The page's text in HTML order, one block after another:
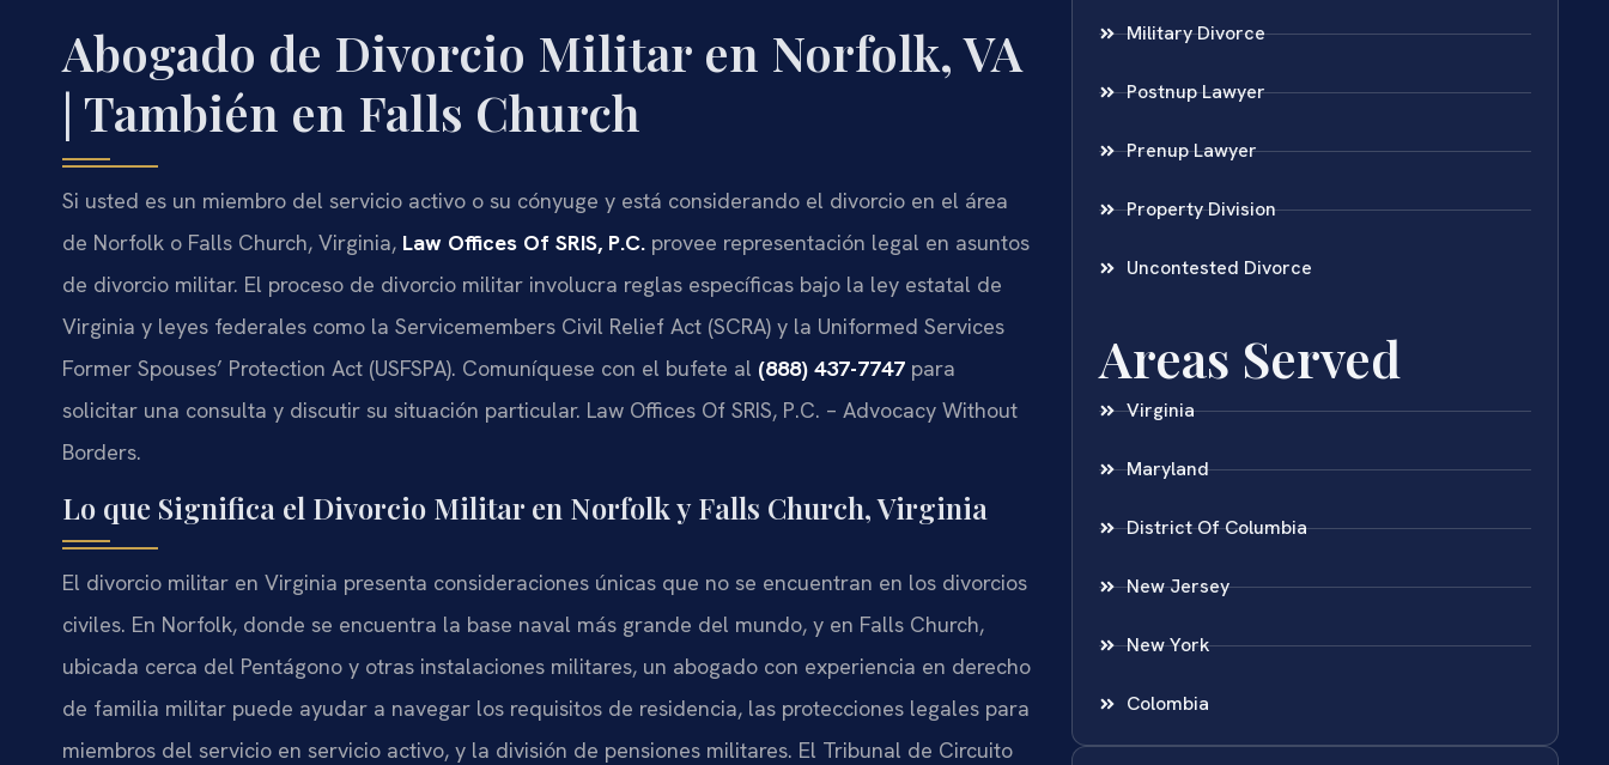
Abogado de Divorcio Militar en Norfolk, VA
| También en Falls Church
Si usted es un miembro del servicio activo o su cónyuge y está considerando el divorcio en el área
de Norfolk o Falls Church, Virginia, Law Offices Of SRIS, P.C. provee representación legal en asuntos
de divorcio militar. El proceso de divorcio militar involucra reglas específicas bajo la ley estatal de
Virginia y leyes federales como la Servicemembers Civil Relief Act (SCRA) y la Uniformed Services
Former Spouses’ Protection Act (USFSPA). Comuníquese con el bufete al (888) 437-7747 para
solicitar una consulta y discutir su situación particular. Law Offices Of SRIS, P.C. – Advocacy Without
Borders.
Lo que Significa el Divorcio Militar en Norfolk y Falls Church, Virginia
El divorcio militar en Virginia presenta consideraciones únicas que no se encuentran en los divorcios
civiles. En Norfolk, donde se encuentra la base naval más grande del mundo, y en Falls Church,
ubicada cerca del Pentágono y otras instalaciones militares, un abogado con experiencia en derecho
de familia militar puede ayudar a navegar los requisitos de residencia, las protecciones legales para
miembros del servicio en servicio activo, y la división de pensiones militares. El Tribunal de Circuito
Military Divorce
Postnup Lawyer
Prenup Lawyer
Property Division
Uncontested Divorce
Areas Served
Virginia
Maryland
District Of Columbia
New Jersey
New York
Colombia